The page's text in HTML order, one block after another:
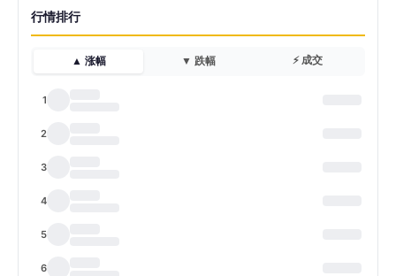
行情排行
▲ 涨幅 ▼ 跌幅 ⚡ 成交
1
2
3
4
5
6